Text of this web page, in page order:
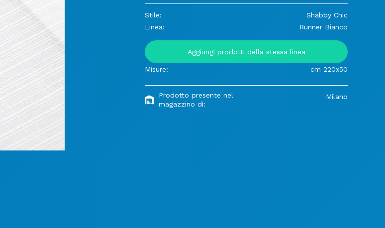
Stile:
Shabby Chic
Linea:
Runner Bianco
Aggiungi prodotti della stessa linea
Misure: cm 220x50
Prodotto presente nel
magazzino di:
Milano